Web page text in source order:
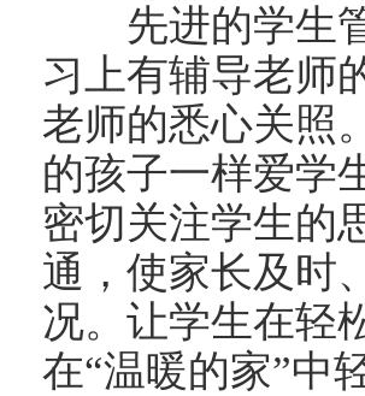
先进的学生管
习上有辅导老师
老师的悉心关照
的孩子一样爱学
密切关注学生的
通，使家长及时
况。让学生在轻
在“温暖的家”中